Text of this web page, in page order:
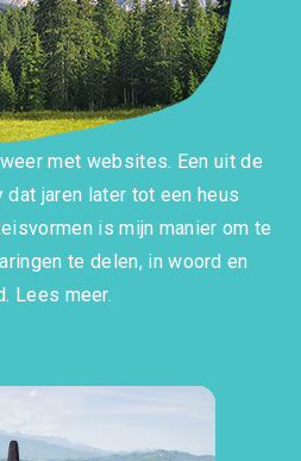
met websites. Een uit de
dat jaren later tot een heus
is mijn manier om te
te delen, in woord en
Lees meer.